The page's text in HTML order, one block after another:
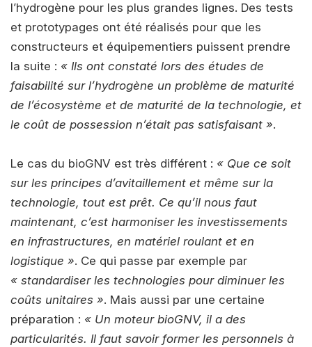
l’hydrogène pour les plus grandes lignes. Des tests
et prototypages ont été réalisés pour que les
constructeurs et équipementiers puissent prendre
la suite : « Ils ont constaté lors des études de
faisabilité sur l’hydrogène un problème de maturité
de l’écosystème et de maturité de la technologie, et
le coût de possession n’était pas satisfaisant ».
Le cas du bioGNV est très différent : « Que ce soit
sur les principes d’avitaillement et même sur la
technologie, tout est prêt. Ce qu’il nous faut
maintenant, c’est harmoniser les investissements
en infrastructures, en matériel roulant et en
logistique ». Ce qui passe par exemple par
« standardiser les technologies pour diminuer les
coûts unitaires ». Mais aussi par une certaine
préparation : « Un moteur bioGNV, il a des
particularités. Il faut savoir former les personnels à